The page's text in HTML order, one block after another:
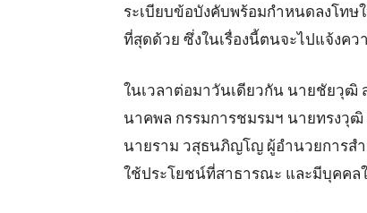
ระเบียบข้อบังคับพร้อมกำหนดลงโทษ
ที่สุดด้วย ซึ่งในเรื่องนี้ตนจะไปแจ้งค
ในเวลาต่อมาวันเดียวกัน นายชัยวุฒิ
นาคพล กรรมการชมรมฯ นายทรงวุ
นายราม วสุธนภิญโญ ผู้อำนวยการสำ
ใช้ประโยชน์ที่สาธารณะ และมีบุคคล